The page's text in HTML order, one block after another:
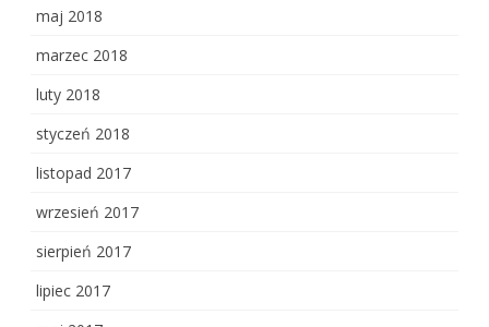
maj 2018
marzec 2018
luty 2018
styczeń 2018
listopad 2017
wrzesień 2017
sierpień 2017
lipiec 2017